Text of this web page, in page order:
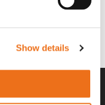
Show details
(ex. moms)